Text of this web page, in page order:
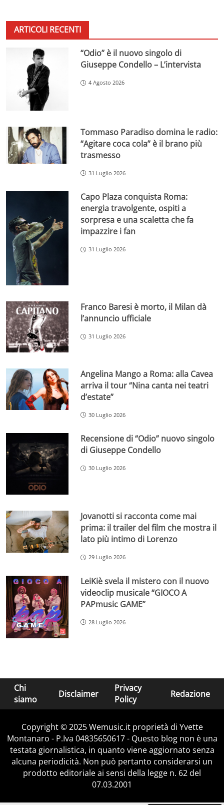
ARTICOLI RECENTI
“Odio” è il nuovo singolo di
Giuseppe Condello – L’intervista
4 Agosto 2026
Tommaso Paradiso domina le radio:
“Agitare coca cola” è il brano più
trasmesso
31 Luglio 2026
Capo Plaza conquista Roma:
energia travolgente, ospiti a
sorpresa e una scaletta che fa
impazzire i fan
31 Luglio 2026
Franco Baresi è morto, il Milan dà
l’annuncio ufficiale
31 Luglio 2026
Angelina Mango a Roma: alla Cavea
arriva il tour “Nina canta nei teatri
d’estate”
30 Luglio 2026
Recensione di “Odio” nuovo singolo
di Giuseppe Condello
30 Luglio 2026
Jovanotti si racconta come mai
prima: il trailer del film che mostra il
lato più intimo di Lorenzo
29 Luglio 2026
LeiKiè svela il mistero con il nuovo
videoclip musicale “GIOCO A
PAPmusic GAME”
28 Luglio 2026
Chi
siamo
Disclaimer
Privacy
Policy
Redazione
Copyright © 2025 Wemusic.it proprietà di Yvette
Montanaro - P.Iva 04835650617 - Questo blog non è una
testata giornalistica, in quanto viene aggiornato senza
alcuna periodicità. Non può pertanto considerarsi un
prodotto editoriale ai sensi della legge n. 62 del
07.03.2001